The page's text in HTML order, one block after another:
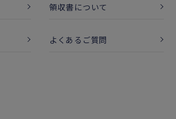
領収書について
よくあるご質問